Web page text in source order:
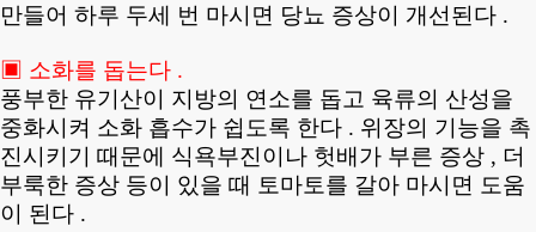
만들어 하루 두세 번 마시면 당뇨 증상이 개선된다 .
▣ 소화를 돕는다 .
풍부한 유기산이 지방의 연소를 돕고 육류의 산성을
중화시켜 소화 흡수가 쉽도록 한다 . 위장의 기능을 촉
진시키기 때문에 식욕부진이나 헛배가 부른 증상 , 더
부룩한 증상 등이 있을 때 토마토를 갈아 마시면 도움
이 된다 .